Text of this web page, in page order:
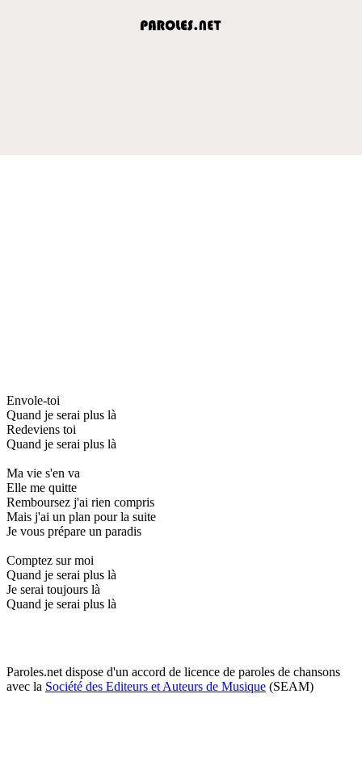
Envole-toi
Quand je serai plus là
Redeviens toi
Quand je serai plus là
Ma vie s'en va
Elle me quitte
Remboursez j'ai rien compris
Mais j'ai un plan pour la suite
Je vous prépare un paradis
Comptez sur moi
Quand je serai plus là
Je serai toujours là
Quand je serai plus là
Paroles.net dispose d'un accord de licence de paroles de chansons
avec la Société des Editeurs et Auteurs de Musique (SEAM)